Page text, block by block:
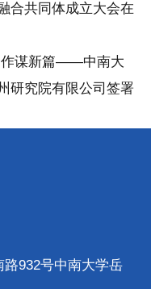
合共同体成立大会在
作谋新篇——中南大
研究院有限公司签署
932号中南大学岳